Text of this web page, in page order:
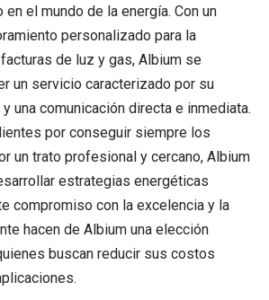
el mundo de la energía. Con un
personalizado para la
de luz y gas, Albium se
un servicio caracterizado por su
una comunicación directa e inmediata.
por conseguir siempre los
un trato profesional y cercano, Albium
estrategias energéticas
compromiso con la excelencia y la
hacen de Albium una elección
buscan reducir sus costos